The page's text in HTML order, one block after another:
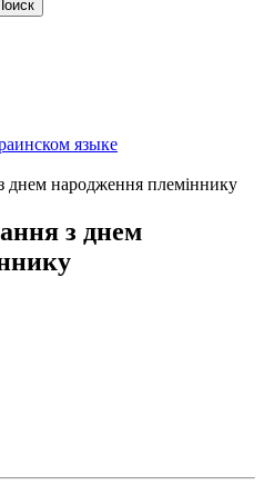
языке
днем народження племіннику
з днем